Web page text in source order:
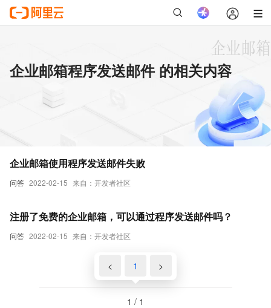
企业邮箱程序发送邮件 的相关内容
问答 2022-02-15 来自：开发者社区
企业邮箱使用程序发送邮件失败
问答 2022-02-15 来自：开发者社区
注册了免费的企业邮箱，可以通过程序发送邮件吗？
< 1 >
1 / 1